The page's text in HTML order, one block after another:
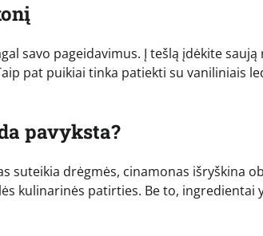
savo pageidavimus. Į tešlą įdėkite
pat puikiai tinka patiekti su vaniliniais
pavyksta?
suteikia drėgmės, cinamonas išryškina
kulinarinės patirties. Be to,